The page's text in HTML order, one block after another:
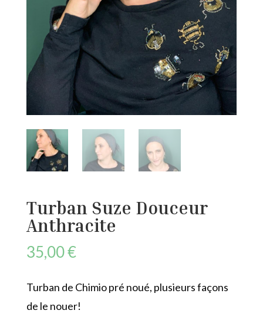
Turban Suze Douceur
Anthracite
35,00€
Turban de Chimio pré noué, plusieurs façons
de le nouer!